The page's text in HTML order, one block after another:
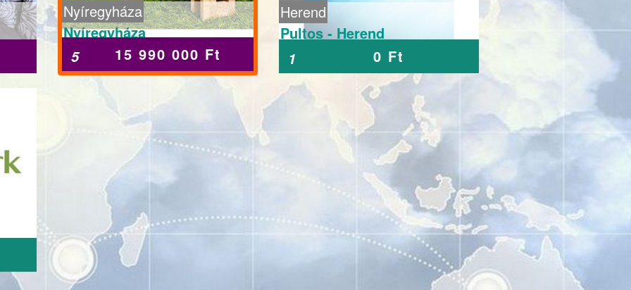
Nyíregyháza
Nyíregyháza
5 15 990 000 Ft
Herend
Pultos - Herend
1 0 Ft